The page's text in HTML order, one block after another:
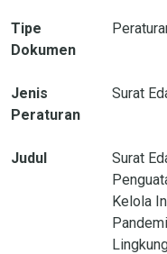
Tipe
Dokumen
Jenis
Peraturan
Surat
Judul
Surat
Kelola